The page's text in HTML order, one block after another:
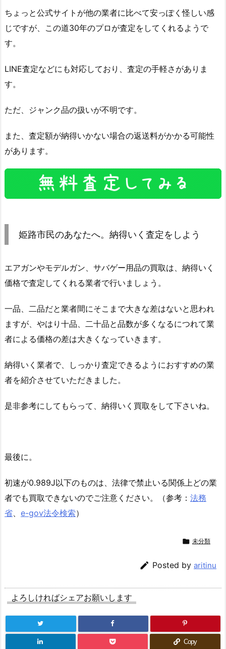
ちょっと公式サイトが他の業者に比べて安っぽく怪しい感
じですが、この道30年のプロが査定をしてくれるようで
す。
LINE査定などにも対応しており、査定の手軽さがありま
す。
ただ、ジャンク品の扱いが不明です。
また、査定額が納得いかない場合の返送料がかかる可能性
があります。
姫路市民のあなたへ。納得いく査定をしよう
エアガンやモデルガン、サバゲー用品の買取は、納得いく
価格で査定してくれる業者で行いましょう。
一品、二品だと業者間にそこまで大きな差はないと思われ
ますが、やはり十品、二十品と品数が多くなるにつれて業
者による価格の差は大きくなっていきます。
納得いく業者で、しっかり査定できるようにおすすめの業
者を紹介させていただきました。
是非参考にしてもらって、納得いく買取をして下さいね。
最後に。
初速が0.989J以下のものは、法律で禁止いる関係上どの業
者でも買取できないのでご注意ください。（参考： 法務
省、 e-gov法令検索）
 未分類
 Posted by aritinu
よろしければシェアお願いします
Copy